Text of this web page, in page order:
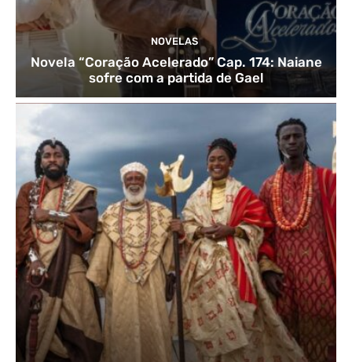
NOVELAS
Novela “Coração Acelerado” Cap. 174: Naiane
sofre com a partida de Gael